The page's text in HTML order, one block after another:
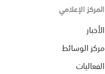
المركز الإعلامي
الأخبار
مركز الوسائط
الفعاليات